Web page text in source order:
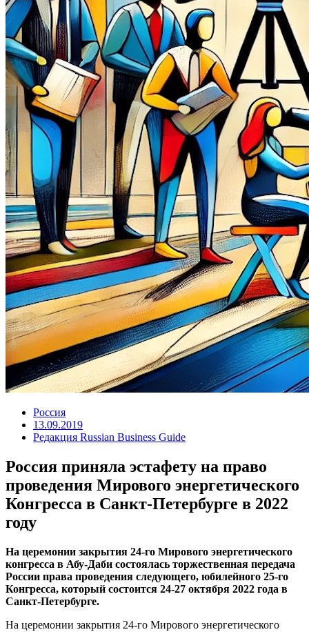
Россия
13.09.2019
Редакция Russian Business Guide
Россия приняла эстафету на право
проведения Мирового энергетического
Конгресса в Санкт-Петербурге в 2022
году
На церемонии закрытия 24-го Мирового энергетического
конгресса в Абу-Даби состоялась торжественная передача
России права проведения следующего, юбилейного 25-го
Конгресса, который состоится 24-27 октября 2022 года в
Санкт-Петербурге.
На церемонии закрытия 24-го Мирового энергетического